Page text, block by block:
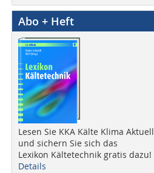
Abo + Heft
Lesen Sie KKA Kälte Klima Aktuell
und sichern Sie sich das
Lexikon Kältetechnik gratis dazu!
Details